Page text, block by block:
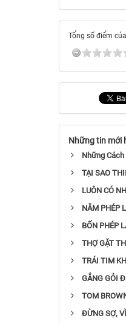
Tổng số điểm
Những tin mới
Những
TẠI SAO
LUÔN CÓ
NĂM PHÉP
BỐN PHÉP
THỢ GẶT
TRÁI TIM
GẮNG GỎI
TOM
ĐỪNG SỢ,